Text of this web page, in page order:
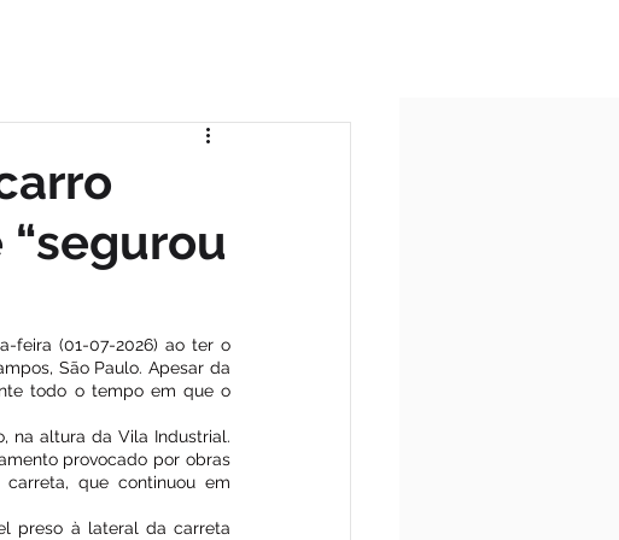
feira (01-07-2026) ao ter o
São Paulo. Apesar da
todo o tempo em que o
na altura da Vila Industrial.
provocado por obras
que continuou em
preso à lateral da carreta